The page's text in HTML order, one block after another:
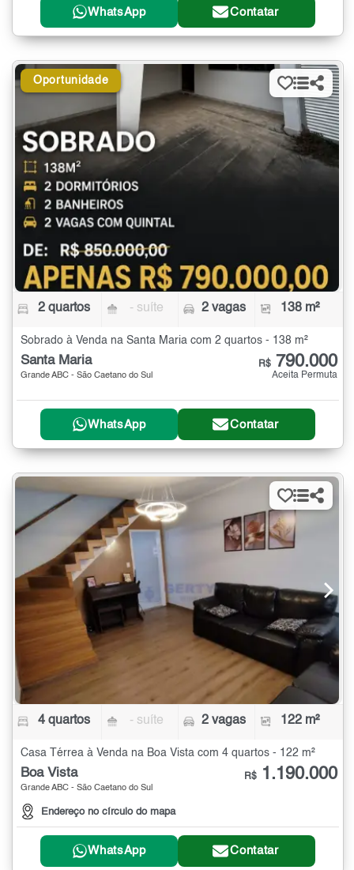
WhatsApp Contatar
Oportunidade
2 quartos - suíte 2 vagas 138 m²
Sobrado à Venda na Santa Maria com 2 quartos - 138 m²
Santa Maria
Grande ABC - São Caetano do Sul
R$ 790.000
Aceita Permuta
WhatsApp Contatar
4 quartos - suíte 2 vagas 122 m²
Casa Térrea à Venda na Boa Vista com 4 quartos - 122 m²
Boa Vista
Grande ABC - São Caetano do Sul
Endereço no círculo do mapa
R$ 1.190.000
WhatsApp Contatar